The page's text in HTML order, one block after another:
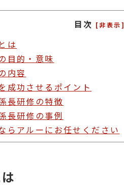
目次 [非表示]
は
目的・意味
内容
成功させるポイント
長研修の特徴
長研修の事例
らアルーにお任せください